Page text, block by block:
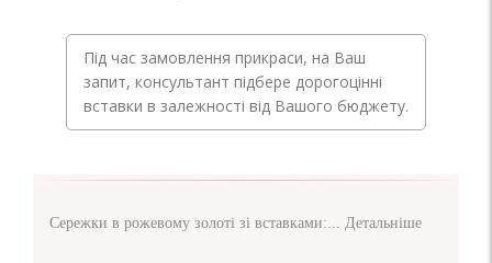
Під час замовлення прикраси, на Ваш
запит, консультант підбере дорогоцінні
вставки в залежності від Вашого бюджету.
Сережки в рожевому золоті зі вставками:... Детальніше